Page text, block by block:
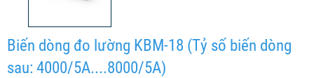
Biến dòng đo lường KBM-18 (Tỷ số biến dòng
sau: 4000/5A....8000/5A)